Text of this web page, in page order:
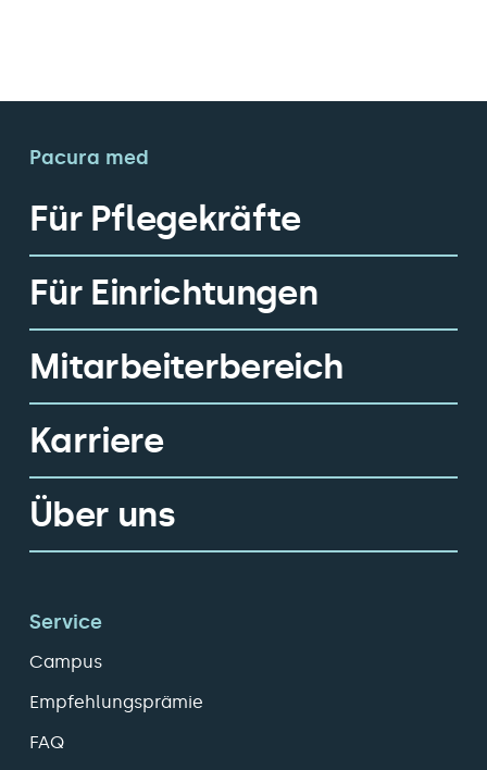
Pacura med
Für Pflegekräfte
Für Einrichtungen
Mitarbeiterbereich
Karriere
Über uns
Service
Campus
Empfehlungsprämie
FAQ